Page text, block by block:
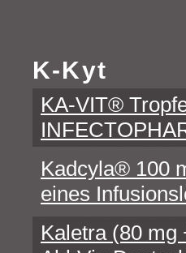
K - K y t
KA-VIT®
Kadcyla® 100
eines
Kaletra (80 mg